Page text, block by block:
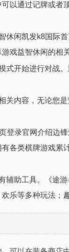
以通过记牌或者
休闲凯发k8国际
戏益智休闲的相
式开始进行对战
内容，无论您
登录官网介绍边
各类棋牌游戏累
辅助工具。《途
乐等多种玩法；